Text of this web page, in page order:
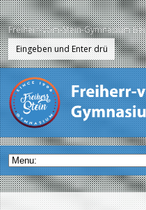
Freiherr-vom-Stein-Gymnasium